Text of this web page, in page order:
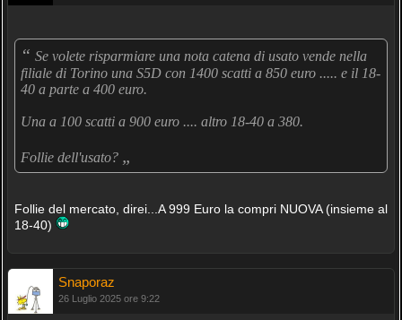
“ Se volete risparmiare una nota catena di usato vende nella
filiale di Torino una S5D con 1400 scatti a 850 euro ..... e il 18-
40 a parte a 400 euro.
Una a 100 scatti a 900 euro .... altro 18-40 a 380.
Follie dell'usato? „
Follie del mercato, direi...A 999 Euro la compri NUOVA (insieme al
18-40)
Snaporaz
26 Luglio 2025 ore 9:22